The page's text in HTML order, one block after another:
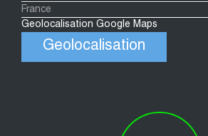
France
Geolocalisation Google Maps
Geolocalisation